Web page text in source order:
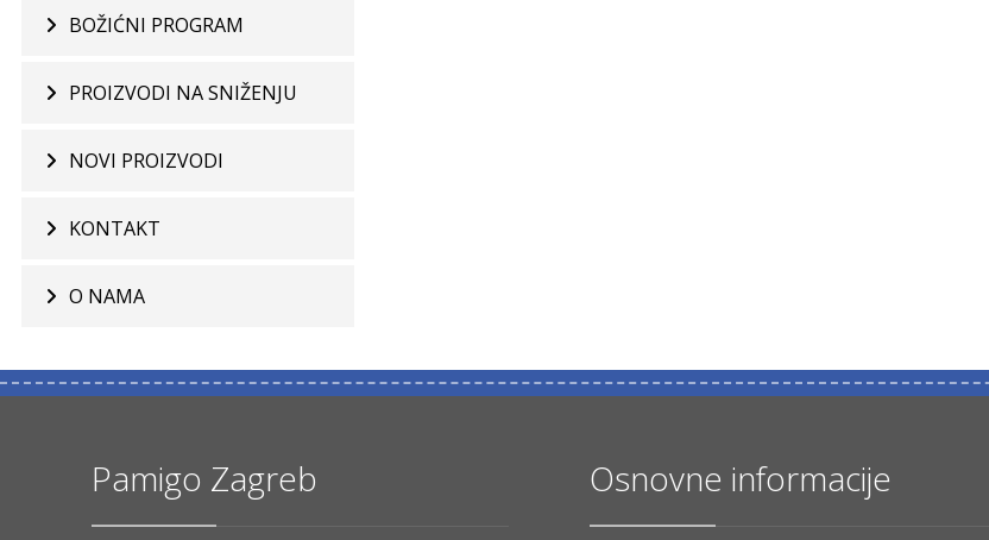
BOŽIĆNI PROGRAM
PROIZVODI NA SNIŽENJU
NOVI PROIZVODI
KONTAKT
O NAMA
Pamigo Zagreb Osnovne informacije